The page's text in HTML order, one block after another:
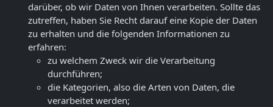
darüber, ob wir Daten von Ihnen verarbeiten. Sollte das
zutreffen, haben Sie Recht darauf eine Kopie der Daten
zu erhalten und die folgenden Informationen zu
erfahren:
zu welchem Zweck wir die Verarbeitung
durchführen;
die Kategorien, also die Arten von Daten, die
verarbeitet werden;